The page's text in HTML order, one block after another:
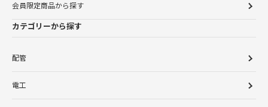
会員限定商品から探す
カテゴリーから探す
配管
電工